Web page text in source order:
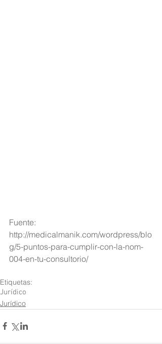
Fuente:
http://medicalmanik.com/wordpress/blo
g/5-puntos-para-cumplir-con-la-nom-
004-en-tu-consultorio/
Etiquetas:
Jurídico
Jurídico